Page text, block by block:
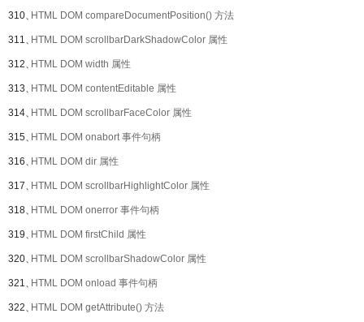
310、HTML DOM compareDocumentPosition() 方法
311、HTML DOM scrollbarDarkShadowColor 属性
312、HTML DOM width 属性
313、HTML DOM contentEditable 属性
314、HTML DOM scrollbarFaceColor 属性
315、HTML DOM onabort 事件句柄
316、HTML DOM dir 属性
317、HTML DOM scrollbarHighlightColor 属性
318、HTML DOM onerror 事件句柄
319、HTML DOM firstChild 属性
320、HTML DOM scrollbarShadowColor 属性
321、HTML DOM onload 事件句柄
322、HTML DOM getAttribute() 方法